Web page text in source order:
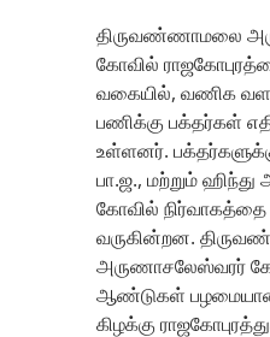
திருவண்ணாமலை
கோவில்
வகையில், வணிக
பணிக்கு பக்தர்கள்
உள்ளனர்.
பா.ஜ., மற்றும் ஹிந்து
கோவில் நிர்வாகத்தை
வருகின்றன.
அருணாசலேஸ்வரர்
ஆண்டுகள்
கிழக்கு